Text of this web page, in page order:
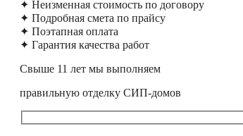
✦ Неизменная стоимость по договору
✦ Подробная смета по прайсу
✦ Поэтапная оплата
✦ Гарантия качества работ
Свыше 11 лет мы выполняем
правильную отделку СИП-домов